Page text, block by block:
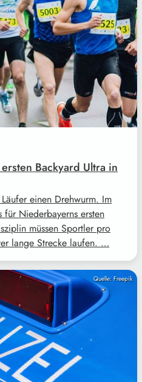
Backyard Ultra in
einen Drehwurm. Im
für Niederbayerns ersten
müssen Sportler pro
lange Strecke laufen. …
Quelle: Freepik